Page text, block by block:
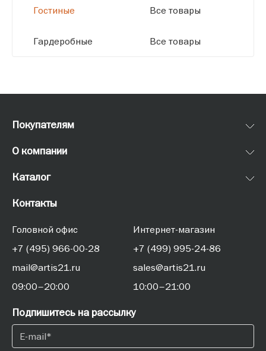
Гостиные
Гардеробные
Все товары
Все товары
Покупателям
О компании
Каталог
Контакты
Головной офис
+7 (495) 966-00-28
mail@artis21.ru
09:00–20:00
Интернет-магазин
+7 (499) 995-24-86
sales@artis21.ru
10:00–21:00
Подпишитесь на рассылку